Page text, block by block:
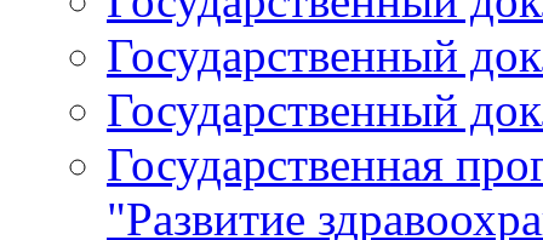
Государственный
Государственный
Государственная
"Развитие